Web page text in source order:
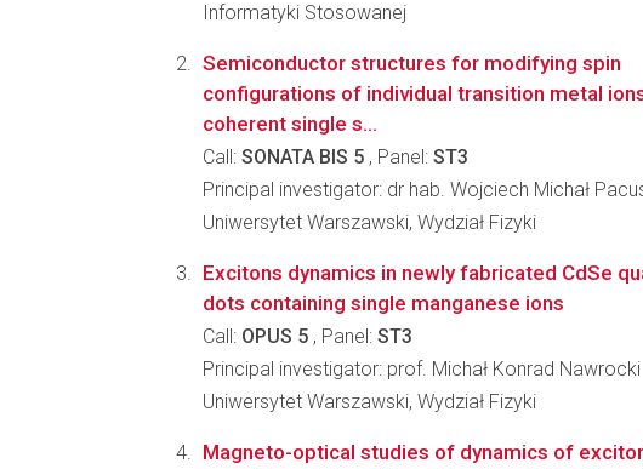
Informatyki Stosowanej
Semiconductor structures for modifying spin
configurations of individual transition metal
coherent single s...
Call: SONATA BIS 5 , Panel: ST3
Principal investigator: dr hab. Wojciech Michał
Uniwersytet Warszawski, Wydział Fizyki
Excitons dynamics in newly fabricated CdSe
dots containing single manganese ions
Call: OPUS 5 , Panel: ST3
Principal investigator: prof. Michał Konrad Nawrocki
Uniwersytet Warszawski, Wydział Fizyki
Magneto-optical studies of dynamics of